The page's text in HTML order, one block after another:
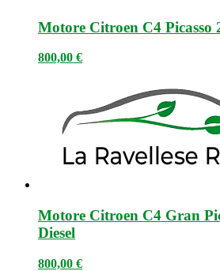
Motore Citroen C4 Picasso
800,00 €
Motore Citroen C4 Gran
Diesel
800,00 €